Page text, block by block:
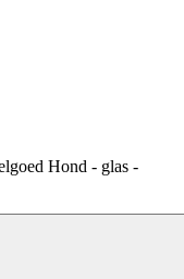
Hond - glas -